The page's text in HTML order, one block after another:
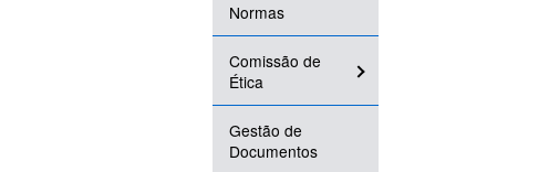
Normas
Comissão de
Ética
Gestão de
Documentos